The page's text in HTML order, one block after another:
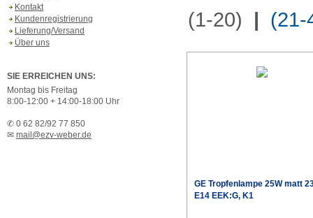
Kontakt
Kundenregistrierung
Lieferung/Versand
Über uns
SIE ERREICHEN UNS:
Montag bis Freitag
8:00-12:00 + 14:00-18:00 Uhr
✆ 0 62 82/92 77 850
✉ mail@ezv-weber.de
(1-20) | (21-
GE Tropfenlampe 25W matt
E14 EEK:G, K1